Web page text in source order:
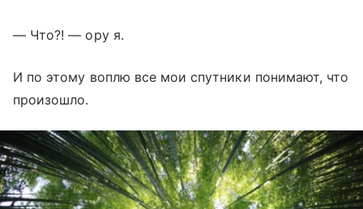
— Что?! — ору я.
И по этому воплю все мои спутники понимают, что
произошло.